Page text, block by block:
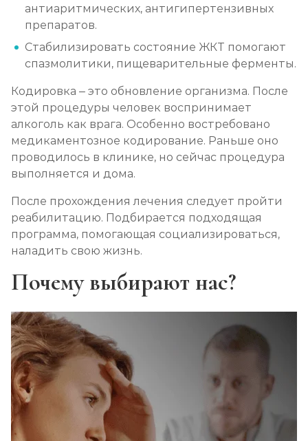
антиаритмических, антигипертензивных
препаратов.
Стабилизировать состояние ЖКТ помогают
спазмолитики, пищеварительные ферменты.
Кодировка – это обновление организма. После
этой процедуры человек воспринимает
алкоголь как врага. Особенно востребовано
медикаментозное кодирование. Раньше оно
проводилось в клинике, но сейчас процедура
выполняется и дома.
После прохождения лечения следует пройти
реабилитацию. Подбирается подходящая
программа, помогающая социализироваться,
наладить свою жизнь.
Почему выбирают нас?